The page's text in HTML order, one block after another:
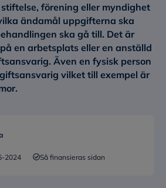
förening eller myndighet
ändamål uppgifterna ska
ska gå till. Det är
en arbetsplats eller en anställd
Även en fysisk person
vilket till exempel är
2024 Så finansieras sidan